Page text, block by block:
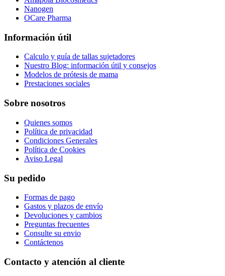
Nanogen
OCare Pharma
Información útil
Calculo y guía de tallas sujetadores
Nuestro Blog: información útil y consejos
Modelos de prótesis de mama
Prestaciones sociales
Sobre nosotros
Quienes somos
Política de privacidad
Condiciones Generales
Política de Cookies
Aviso Legal
Su pedido
Formas de pago
Gastos y plazos de envío
Devoluciones y cambios
Preguntas frecuentes
Consulte su envio
Contáctenos
Contacto y atención al cliente